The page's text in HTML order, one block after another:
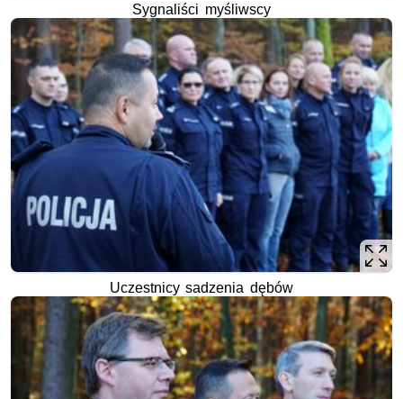
Sygnaliści myśliwscy
Uczestnicy sadzenia dębów